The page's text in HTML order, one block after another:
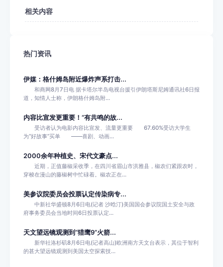
相关内容
热门资讯
伊媒：格什姆岛附近爆炸声系打击...
和商网8月7日电 据卡塔尔半岛电视台援引伊朗塔斯尼姆通讯社6日报
道，知情人士称，伊朗格什姆岛附...
内容比宣发更重要！“有共鸣的故...
受访者认为电影内容比宣发、流量更重要 67.60%受访大学生
为“好故事”买单 ——喜剧、动画...
2000余年种植史、宋代文豪点...
近期，正值藤椒采收季，在四川省眉山市洪雅县，椒农们紧跟农时，
穿梭在漫山的藤椒树中忙碌着。椒农正在...
美参议院委员会投票认定传染病专...
中新社华盛顿8月6日电(记者 沙晗汀)美国国会参议院国土安全与政
府事务委员会当地时间6日投票认定...
天文望远镜观测到“猎鹰9”火箭...
新华社洛杉矶8月6日电(记者高山)欧洲南方天文台表示，其位于智利
的甚大望远镜观测到美国太空探索技...